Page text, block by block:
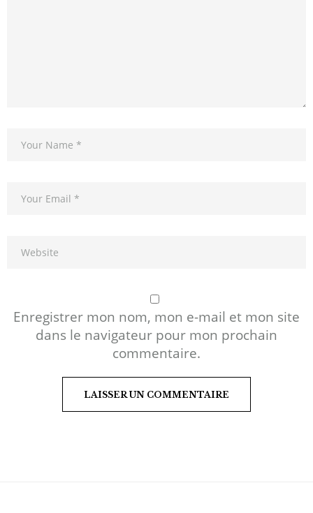
Enregistrer mon nom, mon e-mail et mon site
dans le navigateur pour mon prochain
commentaire.